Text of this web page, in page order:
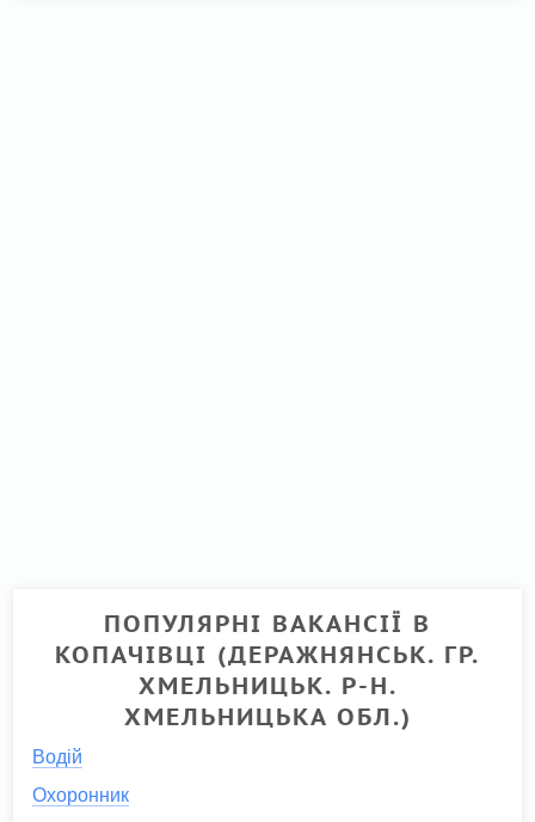
ПОПУЛЯРНІ ВАКАНСІЇ В
КОПАЧІВЦІ (ДЕРАЖНЯНСЬК. ГР.
ХМЕЛЬНИЦЬК. Р-Н.
ХМЕЛЬНИЦЬКА ОБЛ.)
Водій
Охоронник